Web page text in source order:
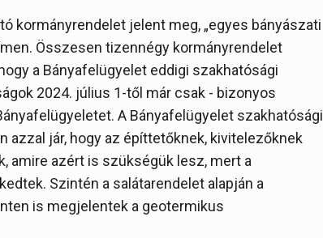
kormányrendelet jelent meg, „egyes bányászati
Összesen tizennégy kormányrendelet
a Bányafelügyelet eddigi szakhatósági
2024. július 1-től már csak - bizonyos
A Bányafelügyelet szakhatósági
jár, hogy az építtetőknek, kivitelezőknek
amire azért is szükségük lesz, mert a
Szintén a salátarendelet alapján a
is megjelentek a geotermikus